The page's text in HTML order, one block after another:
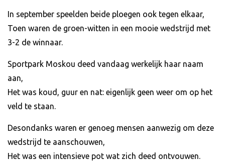
In september speelden beide ploegen ook tegen elkaar,
Toen waren de groen-witten in een mooie wedstrijd met
3-2 de winnaar.
Sportpark Moskou deed vandaag werkelijk haar naam
aan,
Het was koud, guur en nat: eigenlijk geen weer om op het
veld te staan.
Desondanks waren er genoeg mensen aanwezig om deze
wedstrijd te aanschouwen,
Het was een intensieve pot wat zich deed ontvouwen.